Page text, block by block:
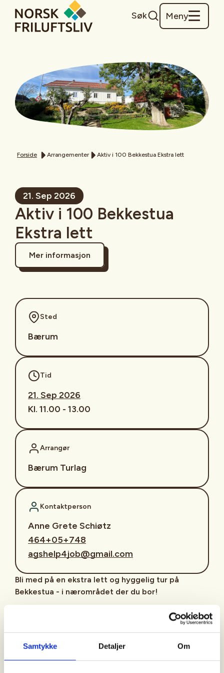
Samtykke Detaljer Om
Søk Meny
Forside Arrangementer Aktiv i 100 Bekkestua Ekstra lett
21. Sep 2026
Aktiv i 100 Bekkestua
Ekstra lett
Mer informasjon
Sted
Bærum
Tid
21. Sep 2026
Kl. 11.00 - 13.00
Arrangør
Bærum Turlag
Kontaktperson
Anne Grete Schiøtz
464+05+748
agshelp4job@gmail.com
Bli med på en ekstra lett og hyggelig tur på
Bekkestua - i nærområdet der du bor!
I samarbeid med Presterud gård Nærmiljøsentral
tilbyr DNT Bærum Turlag nærturer i friluft hver
arrangeres i all slags vær - hele året. Turene er et
lavterskeltilbud tilpasset seniorer, med en lengde